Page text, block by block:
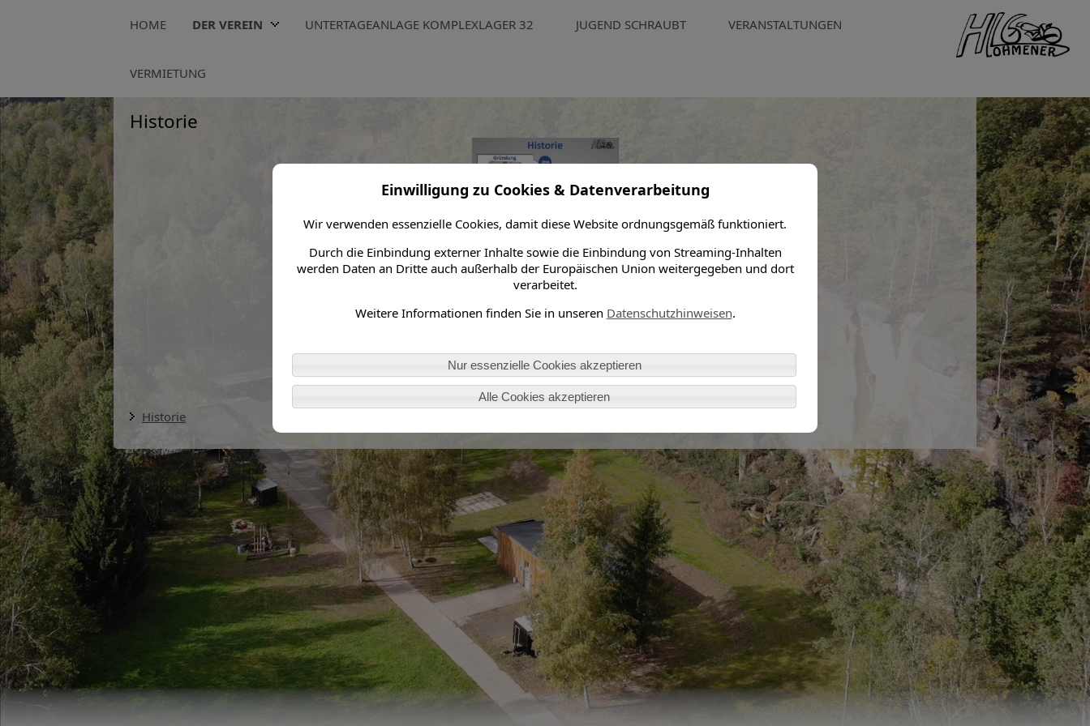
Einwilligung zu Cookies & Datenverarbeitung
Wir verwenden essenzielle Cookies, damit diese Website ordnungsgemäß funktioniert.
Durch die Einbindung externer Inhalte sowie die Einbindung von Streaming-Inhalten
werden Daten an Dritte auch außerhalb der Europäischen Union weitergegeben und dort
verarbeitet.
Weitere Informationen finden Sie in unseren Datenschutzhinweisen.
Nur essenzielle Cookies akzeptieren
Alle Cookies akzeptieren
HOME DER VEREIN UNTERTAGEANLAGE KOMPLEXLAGER 32 JUGEND SCHRAUBT VERANSTALTUNGEN
VERMIETUNG
Historie
Historie